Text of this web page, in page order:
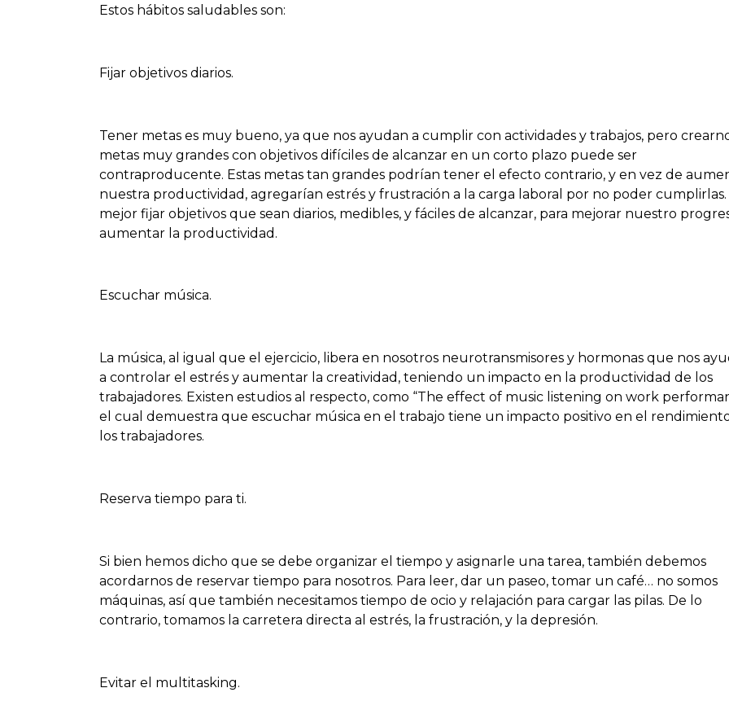
Estos hábitos saludables son:
Fijar objetivos diarios.
Tener metas es muy bueno, ya que nos ayudan a cumplir con actividades y trabajos, pero
metas muy grandes con objetivos difíciles de alcanzar en un corto plazo puede ser
contraproducente. Estas metas tan grandes podrían tener el efecto contrario, y en vez de
nuestra productividad, agregarían estrés y frustración a la carga laboral por no poder cumplirlas.
mejor fijar objetivos que sean diarios, medibles, y fáciles de alcanzar, para mejorar nuestro
aumentar la productividad.
Escuchar música.
La música, al igual que el ejercicio, libera en nosotros neurotransmisores y hormonas que nos
a controlar el estrés y aumentar la creatividad, teniendo un impacto en la productividad de los
trabajadores. Existen estudios al respecto, como “The effect of music listening on work
el cual demuestra que escuchar música en el trabajo tiene un impacto positivo en el
los trabajadores.
Reserva tiempo para ti.
Si bien hemos dicho que se debe organizar el tiempo y asignarle una tarea, también debemos
acordarnos de reservar tiempo para nosotros. Para leer, dar un paseo, tomar un café… no somos
máquinas, así que también necesitamos tiempo de ocio y relajación para cargar las pilas. De lo
contrario, tomamos la carretera directa al estrés, la frustración, y la depresión.
Evitar el multitasking.